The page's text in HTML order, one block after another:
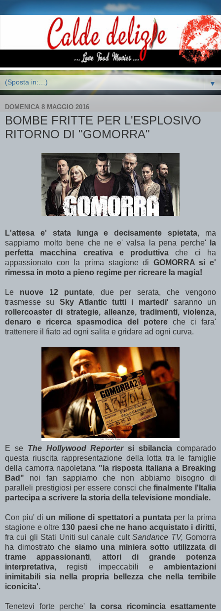
▼
DOMENICA 8 MAGGIO 2016
BOMBE FRITTE PER L'ESPLOSIVO
RITORNO DI "GOMORRA"
L'attesa e' stata lunga e decisamente spietata, ma
sappiamo molto bene che ne e' valsa la pena perche'
la
perfetta macchina creativa e produttiva che ci ha
appassionato con la prima stagione di GOMORRA si e'
rimessa in moto a pieno regime per ricreare la magia!
Le nuove 12 puntate, due per serata, che vengono
trasmesse su Sky Atlantic tutti i martedi' saranno un
rollercoaster di strategie, alleanze, tradimenti, violenza,
denaro e ricerca spasmodica del potere che ci fara'
trattenere il fiato ad ogni salita e gridare ad ogni curva.
E se The Hollywood Reportersi sbilancia comparado
questa riuscita rappresentazione della lotta tra le famiglie
della camorra napoletana "la risposta italiana a Breaking
Bad" noi fan sappiamo che non abbiamo bisogno di
paralleli prestigiosi per essere consci chefinalmente l'Italia
partecipa a scrivere la storia della televisione mondiale.
Con piu' di un milione di spettatori a puntataper la prima
stagione e oltre 130 paesi che ne hano acquistato i diritti,
fra cui gli Stati Uniti sul canale cultSandance TV, Gomorra
ha dimostrato che siamo una miniera sotto utilizzata di
trame appassionanti, attori di grande potenza
interpretativa, registi impeccabili e ambientazioni
inimitabili sia nella propria bellezza che nella terribile
iconicita'.
Tenetevi forte perche'
la corsa ricomincia esattamente